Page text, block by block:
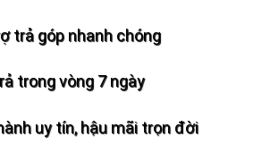
trả góp nhanh chóng
trong vòng 7 ngày
uy tín, hậu mãi trọn đời